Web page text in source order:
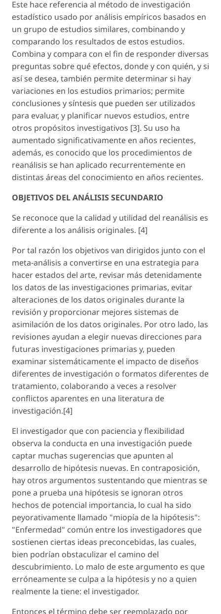
Este hace referencia al método de investigación
estadístico usado por análisis empíricos basados en
un grupo de estudios similares, combinando y
comparando los resultados de estos estudios.
Combina y compara con el fin de responder diversas
preguntas sobre qué efectos, donde y con quién, y si
así se desea, también permite determinar si hay
variaciones en los estudios primarios; permite
conclusiones y síntesis que pueden ser utilizados
para evaluar, y planificar nuevos estudios, entre
otros propósitos investigativos [3]. Su uso ha
aumentado significativamente en años recientes,
además, es conocido que los procedimientos de
reanálisis se han aplicado recurrentemente en
distintas áreas del conocimiento en años recientes.
OBJETIVOS DEL ANÁLISIS SECUNDARIO
Se reconoce que la calidad y utilidad del reanálisis es
diferente a los análisis originales. [4]
Por tal razón los objetivos van dirigidos junto con el
meta-análisis a convertirse en una estrategia para
hacer estados del arte, revisar más detenidamente
los datos de las investigaciones primarias, evitar
alteraciones de los datos originales durante la
revisión y proporcionar mejores sistemas de
asimilación de los datos originales. Por otro lado, las
revisiones ayudan a elegir nuevas direcciones para
futuras investigaciones primarias y, pueden
examinar sistemáticamente el impacto de diseños
diferentes de investigación o formatos diferentes de
tratamiento, colaborando a veces a resolver
conflictos aparentes en una literatura de
investigación.[4]
El investigador que con paciencia y flexibilidad
observa la conducta en una investigación puede
captar muchas sugerencias que apunten al
desarrollo de hipótesis nuevas. En contraposición,
hay otros argumentos sustentando que mientras se
pone a prueba una hipótesis se ignoran otros
hechos de potencial importancia, lo cual ha sido
peyorativamente llamado "miopía de la hipótesis":
"Enfermedad" común entre los investigadores que
sostienen ciertas ideas preconcebidas, las cuales,
bien podrían obstaculizar el camino del
descubrimiento. Lo malo de este argumento es que
erróneamente se culpa a la hipótesis y no a quien
realmente la tiene: el investigador.
Entonces el término debe ser reemplazado por